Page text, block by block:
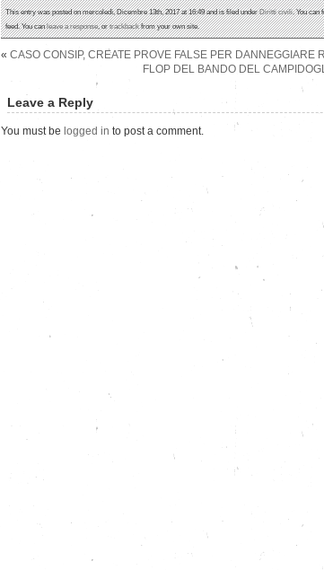
This entry was posted on mercoledì, Dicembre 13th, 2017 at 16:49 and is filed underDiritti civili. You can
feed. You canleave a response, ortrackbackfrom your own site.
« CASO CONSIP, CREATE PROVE FALSE PER DANNEGGIARE
FLOP DEL BANDO DEL
Leave a Reply
You must be logged in to post a comment.